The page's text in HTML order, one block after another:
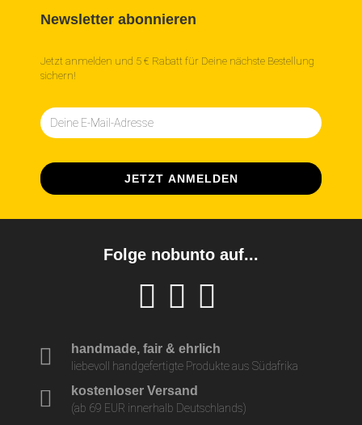
Newsletter abonnieren
Jetzt anmelden und 5 € Rabatt für Deine nächste Bestellung
sichern!
Folge nobunto auf...
handmade, fair & ehrlich
liebevoll handgefertigte Produkte aus Südafrika
kostenloser Versand
(ab 69 EUR innerhalb Deutschlands)